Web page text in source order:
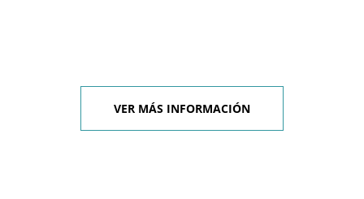
VER MÁS INFORMACIÓN